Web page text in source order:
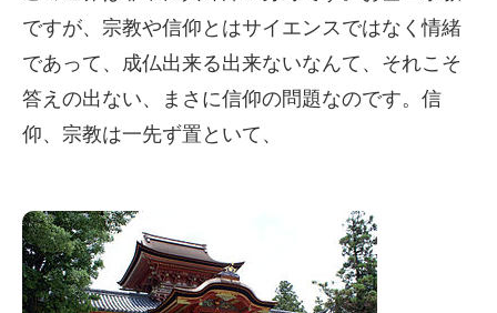
ですが、宗教や信仰とはサイエンスではなく情緒
であって、成仏出来る出来ないなんて、それこそ
答えの出ない、まさに信仰の問題なのです。信
仰、宗教は一先ず置といて、